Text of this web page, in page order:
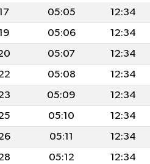
05:05 12:34
05:06 12:34
05:07 12:34
05:08 12:34
05:09 12:34
05:10 12:34
05:11 12:34
05:12 12:34